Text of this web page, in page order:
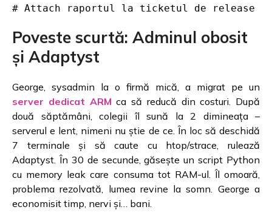
# Attach raportul la ticketul de release
Poveste scurtă: Adminul obosit
și Adaptyst
George, sysadmin la o firmă mică, a migrat pe un
server dedicat ARM ca să reducă din costuri. După
două săptămâni, colegii îl sună la 2 dimineața –
serverul e lent, nimeni nu știe de ce. În loc să deschidă
7 terminale și să caute cu htop/strace, rulează
Adaptyst. În 30 de secunde, găsește un script Python
cu memory leak care consuma tot RAM-ul. Îl omoară,
problema rezolvată, lumea revine la somn. George a
economisit timp, nervi și… bani.